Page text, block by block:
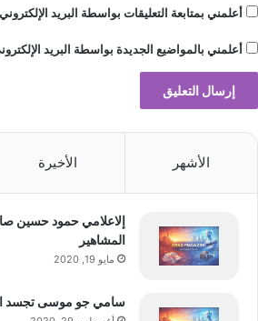
ي
ا
و
أعلمني بمتابعة التعليقات بواسطة البريد
أعلمني بالمواضيع الجديدة بواسطة البريد
الأشهر الأخيرة
إلاعلامي حمود حسين
المشاهير
مايو 19, 2020
سامي جو موسى تجسد